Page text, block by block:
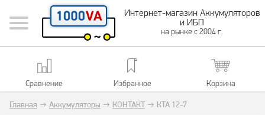
Интернет-магазин Аккумуляторов
и ИБП
на рынке с 2004 г.
Сравнение Избранное Корзина
Главная → Аккумуляторы → КОНТАКТ → КТА 12-7